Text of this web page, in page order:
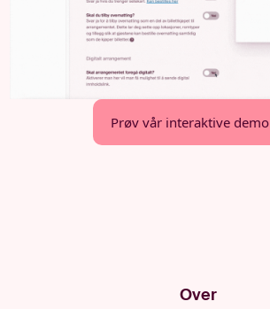
Prøv vår interaktive demo
Over